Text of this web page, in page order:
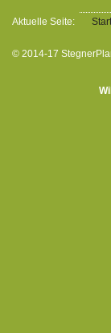
Aktuelle Seite:
© 2014-17